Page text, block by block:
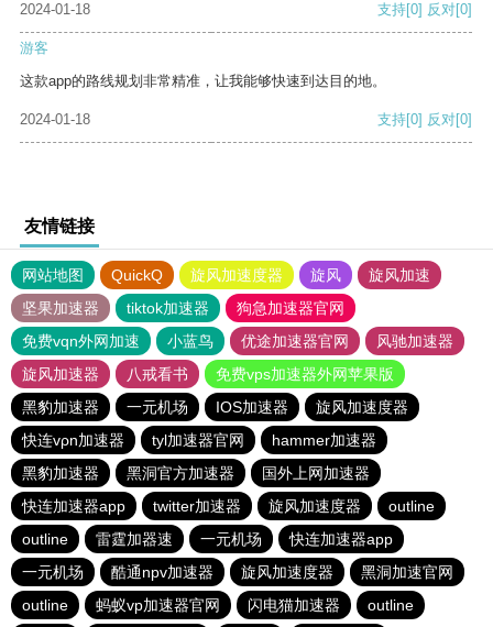
2024-01-18
支持[0] 反对[0]
游客
这款app的路线规划非常精准，让我能够快速到达目的地。
2024-01-18 支持[0] 反对[0]
友情链接
网站地图 QuickQ 旋风加速度器 旋风
旋风加速
坚果加速器
tiktok加速器
狗急加速器官网
免费vqn外网加速
小蓝鸟 优途加速器官网
风驰加速器
旋风加速器
八戒看书
免费vps加速器外网苹果版
黑豹加速器
一元机场 IOS加速器
旋风加速度器
快连vρn加速器
tyl加速器官网
hammer加速器
黑豹加速器
黑洞官方加速器
国外上网加速器
快连加速器app
twitter加速器 旋风加速度器
outline
outline
雷霆加器速 一元机场
快连加速器app
一元机场
酷通npv加速器 旋风加速度器
黑洞加速官网
outline
蚂蚁vp加速器官网 闪电猫加速器 outline